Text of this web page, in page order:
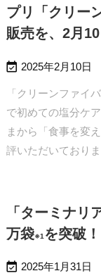
プリ「クリー
販売を、2月
 2025年2月10日
「クリーンファイ
で初めての塩分ケ
まから「食事を変
評いただいており
「ターミナリ
万袋※1 を突破！
 2025年1月31日